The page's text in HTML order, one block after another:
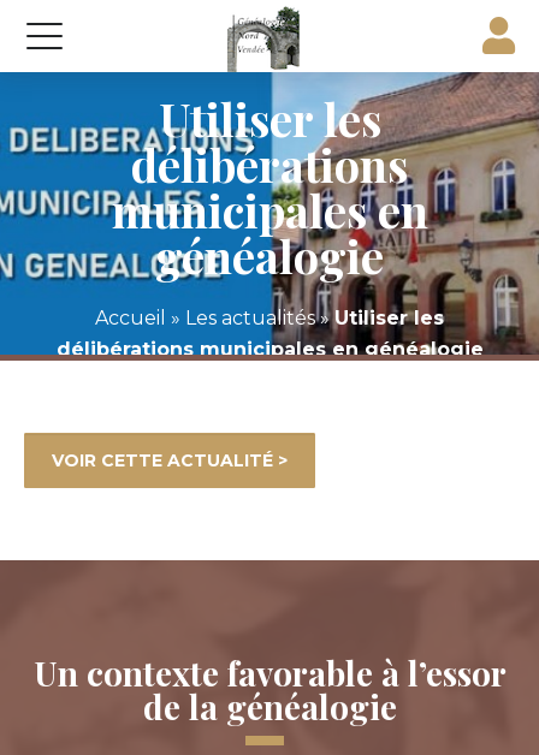
Utiliser les
délibérations
municipales en
généalogie
Accueil » Les actualités» Utiliser les
délibérations municipales en généalogie
VOIR CETTE ACTUALITÉ >
Un contexte favorable à l’essor
de la généalogie